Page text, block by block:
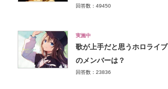
回答数：49450
実施中
歌が上手だと思うホロライブ
のメンバーは？
回答数：23836